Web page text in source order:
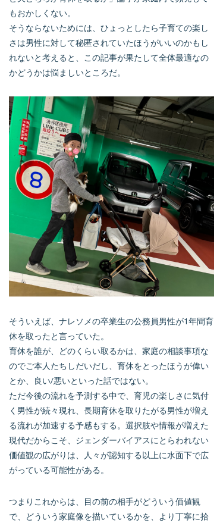
もおかしくない。
そうならないためには、ひょっとしたら子育ての楽し
さは男性に対して秘匿されていたほうがいいのかもし
れないと考えると、この記事が果たして全体最適なの
かどうかは悩ましいところだ。
そういえば、ナレソメの卒業生の公務員男性が1年間育
休を取ったと言っていた。
育休を誰が、どのくらい取るかは、家庭の相談事項な
のでご本人たちしだいだし、育休をとったほうが偉い
とか、良い/悪いといった話ではない。
ただ今後の流れを予測する中で、育児の楽しさに気付
く男性が続々現れ、長期育休を取りたがる男性が増え
る流れが加速する予感もする。選択肢や情報が増えた
現代だからこそ、ジェンダーバイアスにとらわれない
価値観の広がりは、人々が認知する以上に水面下で広
がっている可能性がある。
つまりこれからは、目の前の相手がどういう価値観
で、どういう家庭像を描いているかを、より丁寧に拾